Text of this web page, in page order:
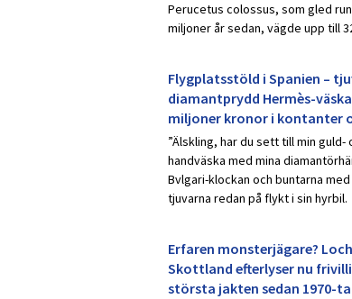
Perucetus colossus, som gled
miljoner år sedan, vägde upp till
Flygplatsstöld i Spanien –
diamantprydd Hermès-
miljoner kronor i kontanter
”Älskling, har du sett till min
handväska med mina
Bvlgari-klockan och buntarna med
tjuvarna redan på flykt i sin hyrbil.
Erfaren monsterjägare?
Skottland efterlyser nu
största jakten sedan 1970-